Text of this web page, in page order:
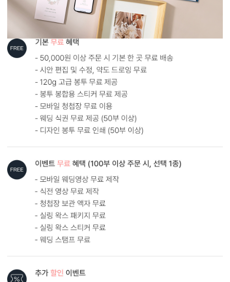
내용 인쇄
기본 인쇄 내용(인사말, 약도 등)이 흑백 인쇄됩니다.
트레싱 약도를 추가 옵션으로 선택 가능합니다. (유료)